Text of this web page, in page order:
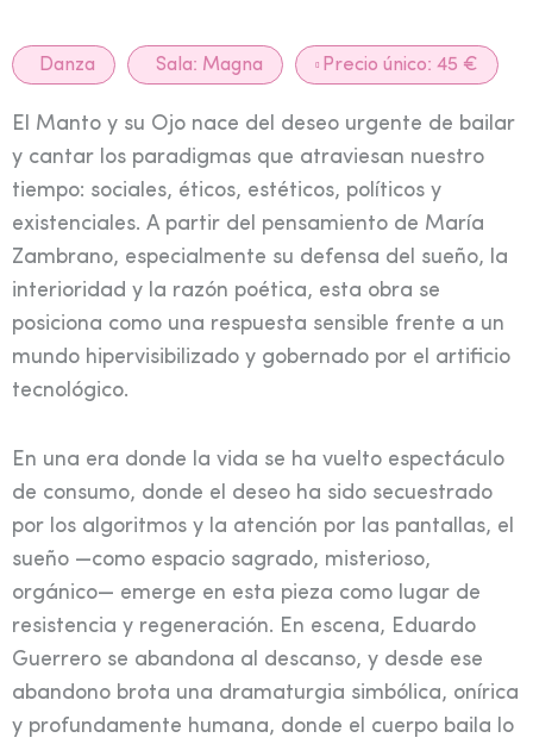
Danza Sala: Magna Precio único: 45 €
El Manto y su Ojo nace del deseo urgente de bailar
y cantar los paradigmas que atraviesan nuestro
tiempo: sociales, éticos, estéticos, políticos y
existenciales. A partir del pensamiento de María
Zambrano, especialmente su defensa del sueño, la
interioridad y la razón poética, esta obra se
posiciona como una respuesta sensible frente a un
mundo hipervisibilizado y gobernado por el artificio
tecnológico.
En una era donde la vida se ha vuelto espectáculo
de consumo, donde el deseo ha sido secuestrado
por los algoritmos y la atención por las pantallas, el
sueño —como espacio sagrado, misterioso,
orgánico— emerge en esta pieza como lugar de
resistencia y regeneración. En escena, Eduardo
Guerrero se abandona al descanso, y desde ese
abandono brota una dramaturgia simbólica, onírica
y profundamente humana, donde el cuerpo baila lo